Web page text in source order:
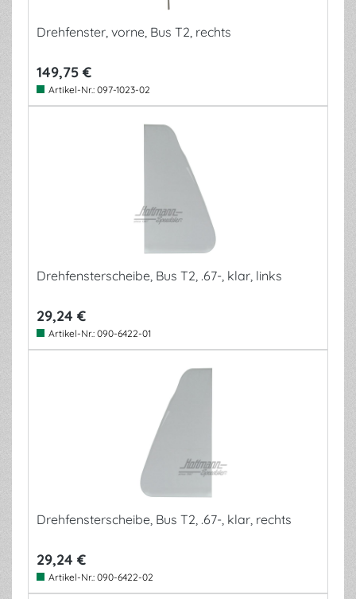
Drehfenster, vorne, Bus T2, rechts
149,75 €
Artikel-Nr.: 097-1023-02
Drehfensterscheibe, Bus T2, .67-, klar, links
29,24 €
Artikel-Nr.: 090-6422-01
Drehfensterscheibe, Bus T2, .67-, klar, rechts
29,24 €
Artikel-Nr.: 090-6422-02